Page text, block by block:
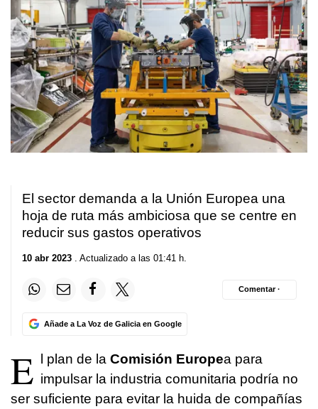
El sector demanda a la Unión Europea una
hoja de ruta más ambiciosa que se centre en
reducir sus gastos operativos
10 abr 2023 . Actualizado a las 01:41 h.
Añade a La Voz de Galicia en Google
Comentar ·
E l plan de la Comisión Europea para
impulsar la industria comunitaria podría no
ser suficiente para evitar la huida de compañías